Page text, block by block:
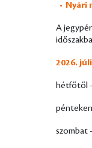
Nyári
A
2026.
hétfőtől
szombat